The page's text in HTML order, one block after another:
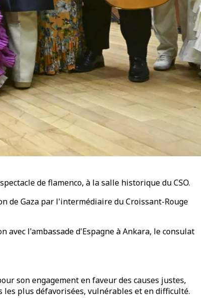
de flamenco, à la salle historique du CSO.
de Gaza par l'intermédiaire du Croissant-Rouge
l'ambassade d'Espagne à Ankara, le consulat
son engagement en faveur des causes justes,
plus défavorisées, vulnérables et en difficulté.